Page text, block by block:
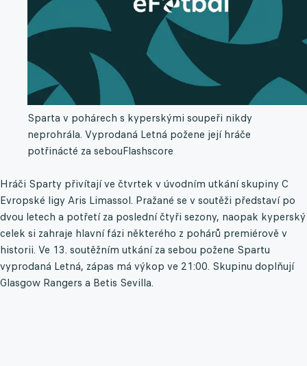
Sparta v pohárech s kyperskými soupeři nikdy
neprohrála. Vyprodaná Letná požene její hráče
potřinácté za sebouFlashscore
Hráči Sparty přivítají ve čtvrtek v úvodním utkání skupiny C
Evropské ligy Aris Limassol. Pražané se v soutěži představí po
dvou letech a potřetí za poslední čtyři sezony, naopak kyperský
celek si zahraje hlavní fázi některého z pohárů premiérově v
historii. Ve 13. soutěžním utkání za sebou požene Spartu
vyprodaná Letná, zápas má výkop ve 21:00. Skupinu doplňují
Glasgow Rangers a Betis Sevilla.